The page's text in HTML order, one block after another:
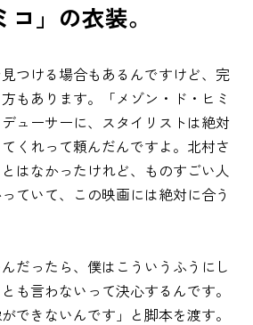
」の衣装。
つける場合もあるんですけど、完
もあります。「メゾン・ド・ヒミ
ューサーに、スタイリストは絶対
くれって頼んだんですよ。北村さ
はなかったけれど、ものすごい人
ていて、この映画には絶対に合う
だったら、僕はこういうふうにし
も言わないって決心するんです。
できないんです」と脚本を渡す。